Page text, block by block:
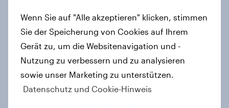
Schweizer Finanzplatz? Wo die
Bevölkerung in der Debatte um die
Regulierung von Grossbanken steht
Artikel
Wenn Sie auf "Alle akzeptieren" klicken, stimmen
Sie der Speicherung von Cookies auf Ihrem
Gerät zu, um die Websitenavigation und -
Nutzung zu verbessern und zu analysieren
sowie unser Marketing zu unterstützen.
Datenschutz und Cookie-Hinweis